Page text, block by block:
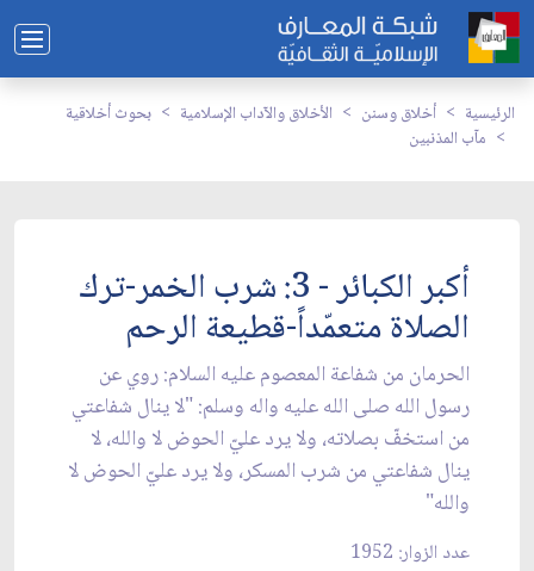
الرئيسية أخلاق وسنن الأخلاق والآداب الإسلامية
بحوث أخلاقية
مآب المذنبين
أكبر الكبائر - 3: شرب الخمر-ترك
الصلاة متعمّداً-قطيعة الرحم
الحرمان من شفاعة المعصوم عليه السلام: روي عن
رسول الله صلى الله عليه واله وسلم: "لا ينال شفاعتي
من استخفّ بصلاته، ولا يرد عليّ الحوض لا والله، لا
ينال شفاعتي من شرب المسكر، ولا يرد عليّ الحوض لا
والله"
عدد الزوار: 1952